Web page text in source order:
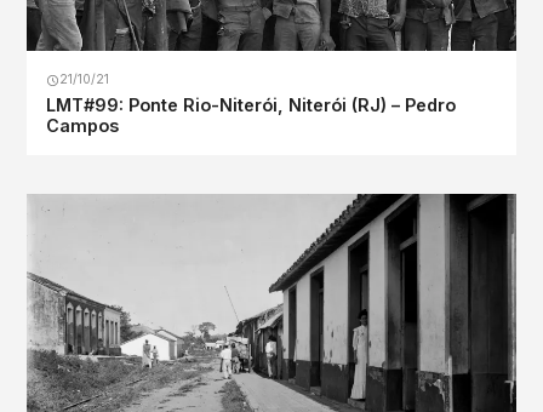
21/10/21
LMT#99: Ponte Rio-Niterói, Niterói (RJ) – Pedro
Campos